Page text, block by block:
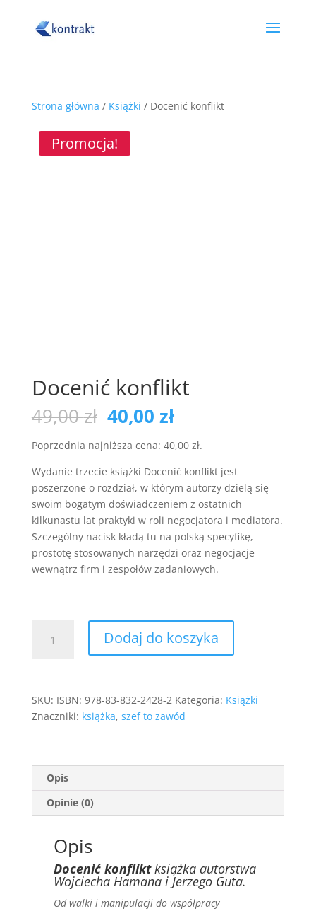
Strona główna / Książki / Docenić konflikt
Promocja!
Docenić konflikt
49,00zł Pierwotna
cena
wynosiła:
49,00 zł.
40,00 złAktualna
wynosi:
40,00 zł.
Poprzednia najniższa cena: 40,00 zł.
Wydanie trzecie książki Docenić konflikt jest
poszerzone o rozdział, w którym autorzy dzielą się
swoim bogatym doświadczeniem z ostatnich
kilkunastu lat praktyki w roli negocjatora i mediatora.
Szczególny nacisk kładą tu na polską specyfikę,
prostotę stosowanych narzędzi oraz negocjacje
wewnątrz firm i zespołów zadaniowych.
Docenić
Dodaj do koszyka
SKU: ISBN: 978-83-832-2428-2 Kategoria: Książki
Znaczniki: książka, szef to zawód
Opis
Opinie (0)
Opis
Docenić konfliktksiążka autorstwa
Wojciecha Hamana i Jerzego Guta.
Od walki i manipulacji do współpracy